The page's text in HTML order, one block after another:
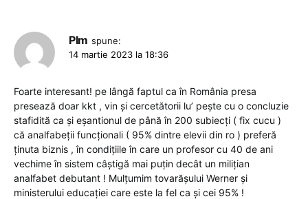
Plm spune:
14 martie 2023 la 18:36
Foarte interesant! pe lângă faptul ca în România presa
presează doar kkt , vin și cercetătorii lu’ pește cu o concluzie
stafidită ca și eșantionul de până în 200 subiecți ( fix cucu )
că analfabeții funcționali ( 95% dintre elevii din ro ) preferă
ținuta biznis , în condițiile în care un profesor cu 40 de ani
vechime în sistem câștigă mai puțin decât un milițian
analfabet debutant ! Mulțumim tovarășului Werner și
ministerului educației care este la fel ca și cei 95% !